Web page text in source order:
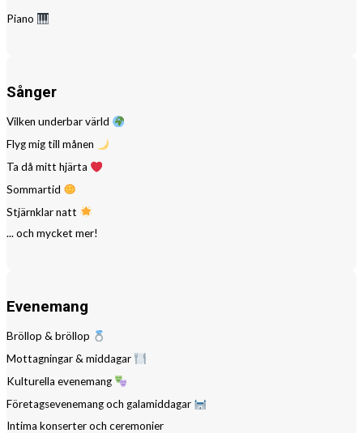
Piano
Sånger
Vilken underbar värld
Flyg mig till månen
Ta då mitt hjärta
Sommartid
Stjärnklar natt
... och mycket mer!
Evenemang
Bröllop & bröllop
Mottagningar & middagar
Kulturella evenemang
Företagsevenemang och galamiddagar
Intima konserter och ceremonier